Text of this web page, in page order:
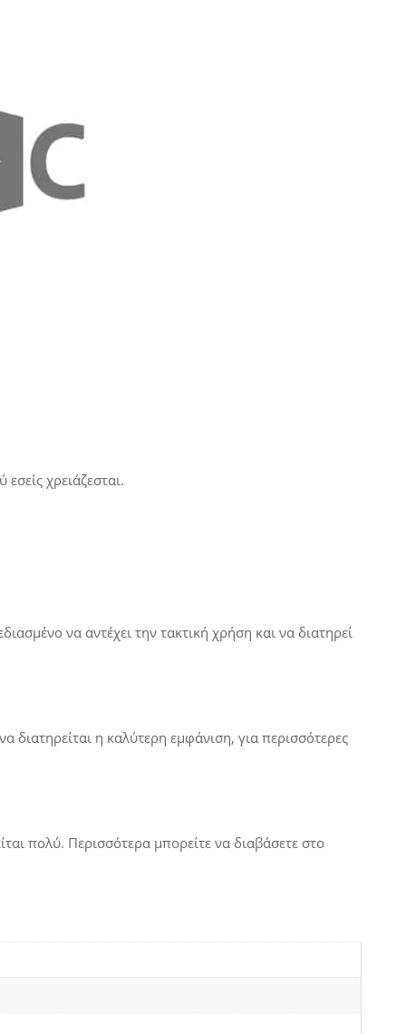
χρειάζεσται.
να αντέχει την τακτική χρήση και να διατηρεί
διατηρείται η καλύτερη εμφάνιση, για περισσότερες
πολύ. Περισσότερα μπορείτε να διαβάσετε στο